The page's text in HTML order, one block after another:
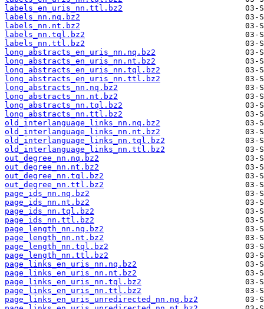
labels_en_uris_nn.ttl.bz2
labels_nn.nq.bz2
labels_nn.nt.bz2
labels_nn.tql.bz2
labels_nn.ttl.bz2
long_abstracts_en_uris_nn.nq.bz2
long_abstracts_en_uris_nn.nt.bz2
long_abstracts_en_uris_nn.tql.bz2
long_abstracts_en_uris_nn.ttl.bz2
long_abstracts_nn.nq.bz2
long_abstracts_nn.nt.bz2
long_abstracts_nn.tql.bz2
long_abstracts_nn.ttl.bz2
old_interlanguage_links_nn.nq.bz2
old_interlanguage_links_nn.nt.bz2
old_interlanguage_links_nn.tql.bz2
old_interlanguage_links_nn.ttl.bz2
out_degree_nn.nq.bz2
out_degree_nn.nt.bz2
out_degree_nn.tql.bz2
out_degree_nn.ttl.bz2
page_ids_nn.nq.bz2
page_ids_nn.nt.bz2
page_ids_nn.tql.bz2
page_ids_nn.ttl.bz2
page_length_nn.nq.bz2
page_length_nn.nt.bz2
page_length_nn.tql.bz2
page_length_nn.ttl.bz2
page_links_en_uris_nn.nq.bz2
page_links_en_uris_nn.nt.bz2
page_links_en_uris_nn.tql.bz2
page_links_en_uris_nn.ttl.bz2
page_links_en_uris_unredirected_nn.nq.bz2